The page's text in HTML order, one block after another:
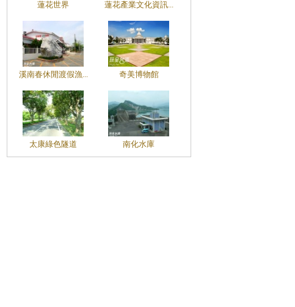
蓮花世界 蓮花產業文化資訊...
溪南春休閒渡假漁... 奇美博物館
太康綠色隧道 南化水庫